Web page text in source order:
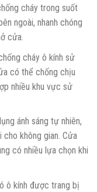
cháy trong suốt
ngoài, nhanh chóng
cửa.
cháy ô kính sử
có thể chống chịu
nhiều khu vực sử
ánh sáng tự nhiên,
không gian. Cửa
có nhiều lựa chọn khi
ô kính được trang bị